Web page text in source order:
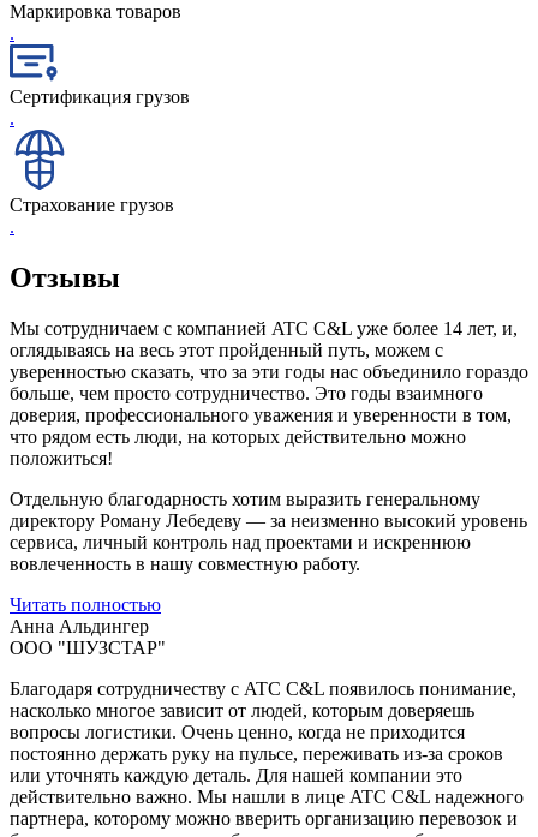
Маркировка товаров
.
Сертификация грузов
.
Страхование грузов
.
Отзывы
Мы сотрудничаем с компанией ATC C&L уже более 14 лет, и,
оглядываясь на весь этот пройденный путь, можем с
уверенностью сказать, что за эти годы нас объединило гораздо
больше, чем просто сотрудничество. Это годы взаимного
доверия, профессионального уважения и уверенности в том,
что рядом есть люди, на которых действительно можно
положиться!
Отдельную благодарность хотим выразить генеральному
директору Роману Лебедеву — за неизменно высокий уровень
сервиса, личный контроль над проектами и искреннюю
вовлеченность в нашу совместную работу.
Читать полностью
Анна Альдингер
ООО "ШУЗСТАР"
Благодаря сотрудничеству с ATC C&L появилось понимание,
насколько многое зависит от людей, которым доверяешь
вопросы логистики. Очень ценно, когда не приходится
постоянно держать руку на пульсе, переживать из-за сроков
или уточнять каждую деталь. Для нашей компании это
действительно важно. Мы нашли в лице ATC C&L надежного
партнера, которому можно вверить организацию перевозок и